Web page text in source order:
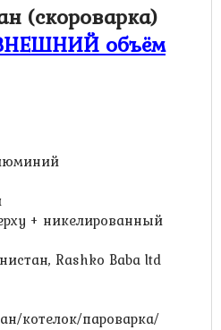
(скороварка)
объём
+ никелированный
Rashko Baba ltd
котелок/пароварка/